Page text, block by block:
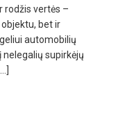
rodžis vertės –
bet ir
automobilių
supirkėjų